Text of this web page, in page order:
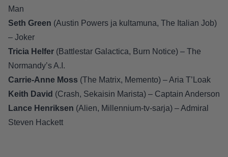
Man
Seth Green (Austin Powers ja kultamuna, The Italian Job)
– Joker
Tricia Helfer (Battlestar Galactica, Burn Notice) – The
Normandy’s A.I.
Carrie-Anne Moss (The Matrix, Memento) – Aria T’Loak
Keith David (Crash, Sekaisin Marista) – Captain Anderson
Lance Henriksen (Alien, Millennium-tv-sarja) – Admiral
Steven Hackett